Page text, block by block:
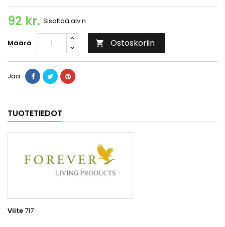
92 kr. Sisältää alv:n
Määrä  Ostoskoriin
Jaa
TUOTETIEDOT
Viite717